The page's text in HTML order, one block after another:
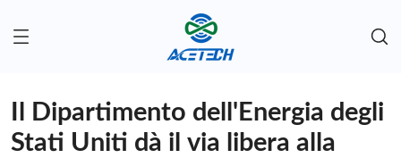
Il Dipartimento dell'Energia degli
Stati Uniti dà il via libera alla